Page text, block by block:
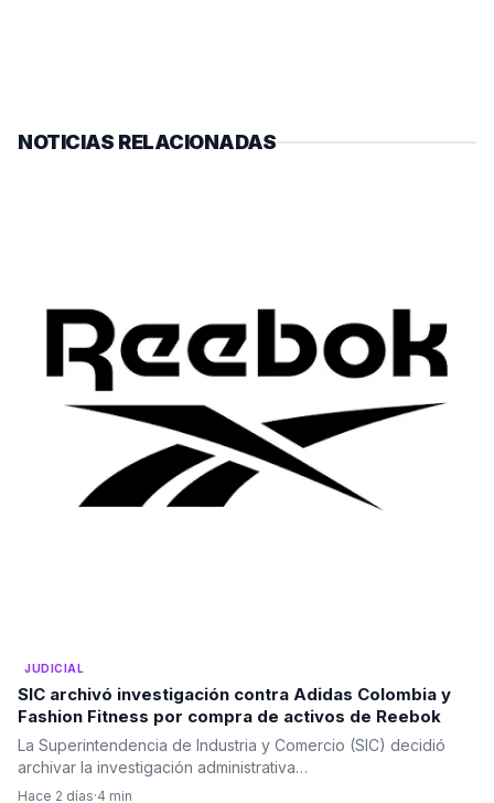
NOTICIAS RELACIONADAS
JUDICIAL
SIC archivó investigación contra Adidas Colombia y
Fashion Fitness por compra de activos de Reebok
La Superintendencia de Industria y Comercio (SIC) decidió
archivar la investigación administrativa…
Hace 2 días·4 min